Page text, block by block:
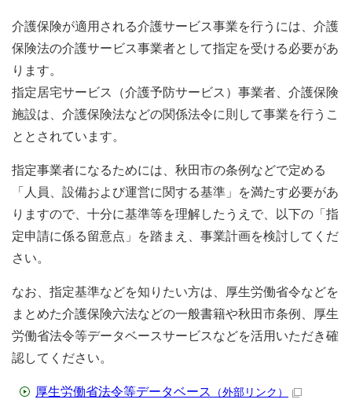
介護保険が適用される介護サービス事業を行うには、介護
保険法の介護サービス事業者として指定を受ける必要があ
ります。
指定居宅サービス（介護予防サービス）事業者、介護保険
施設は、介護保険法などの関係法令に則して事業を行うこ
ととされています。
指定事業者になるためには、秋田市の条例などで定める
「人員、設備および運営に関する基準」を満たす必要があ
りますので、十分に基準等を理解したうえで、以下の「指
定申請に係る留意点」を踏まえ、事業計画を検討してくだ
さい。
なお、指定基準などを知りたい方は、厚生労働省令などを
まとめた介護保険六法などの一般書籍や秋田市条例、厚生
労働省法令等データベースサービスなどを活用いただき確
認してください。
厚生労働省法令等データベース （外部リンク）